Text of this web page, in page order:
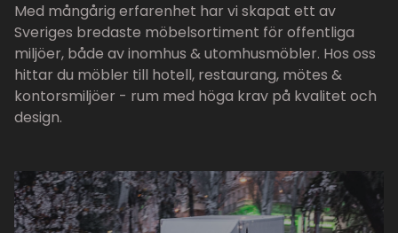
Med mångårig erfarenhet har vi skapat ett av
Sveriges bredaste möbelsortiment för offentliga
miljöer, både av inomhus & utomhusmöbler. Hos oss
hittar du möbler till hotell, restaurang, mötes &
kontorsmiljöer - rum med höga krav på kvalitet och
design.